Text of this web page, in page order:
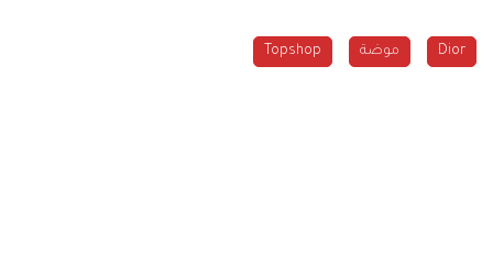
Dior موضة Topshop